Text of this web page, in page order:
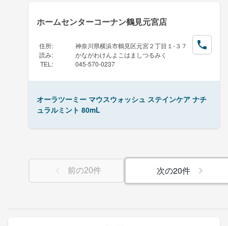
ホームセンターコーナン鶴見元宮店
住所:
神奈川県横浜市鶴見区元宮２丁目１-３７
読み:
かながわけんよこはましつるみく
TEL : 045-570-0237
オーラツーミー マウスウォッシュ ステインケア ナチ
ュラルミント 80mL
前の20件 次の20件